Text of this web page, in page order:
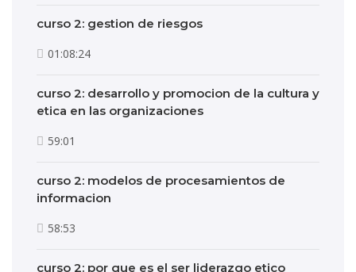
curso 2: gestion de riesgos
01:08:24
curso 2: desarrollo y promocion de la cultura y
etica en las organizaciones
59:01
curso 2: modelos de procesamientos de
informacion
58:53
curso 2: por que es el ser liderazgo etico